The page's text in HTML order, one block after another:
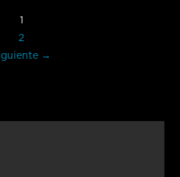
1
2
→